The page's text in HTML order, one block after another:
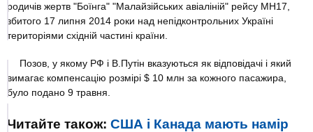
родичів жертв "Боїнга" "Малайзійських авіаліній" рейсу MH17,
збитого 17 липня 2014 роки над непідконтрольних Україні
територіями східній частині країни.
Позов, у якому РФ і В.Путін вказуються як відповідачі і який
вимагає компенсацію розмірі $ 10 млн за кожного пасажира,
було подано 9 травня.
Читайте також: США і Канада мають намір